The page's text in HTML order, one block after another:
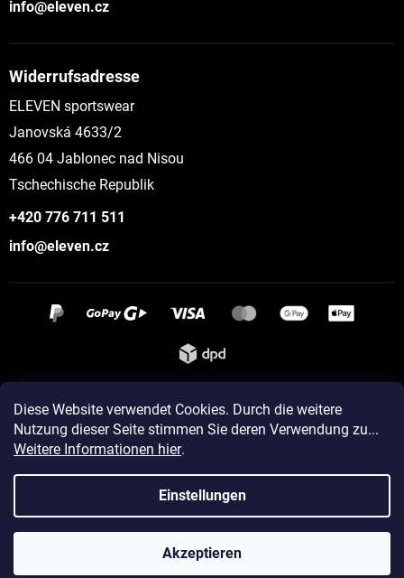
Diese Website verwendet Cookies. Durch die weitere
Nutzung dieser Seite stimmen Sie deren Verwendung zu...
Weitere Informationen hier.
Einstellungen
Akzeptieren
info@eleven.cz
Widerrufsadresse
ELEVEN sportswear
Janovská 4633/2
466 04 Jablonec nad Nisou
Tschechische Republik
+420 776 711 511
info@eleven.cz
Instagram
Erstellt von Shoptet
Copyright 2026ELEVEN sportswear. Alle Rechte vorbehalten.
Cookie-Einstellungen ändern